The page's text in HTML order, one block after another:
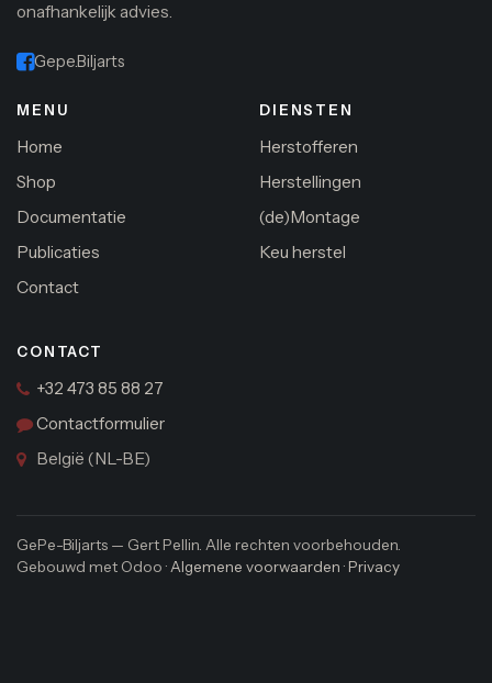
onafhankelijk advies.
Gepe.Biljarts
MENU
Home
Shop
Documentatie
Publicaties
Contact
DIENSTEN
Herstofferen
Herstellingen
(de)Montage
Keu herstel
CONTACT
+32 473 85 88 27
Contactformulier
België (NL-BE)
GePe-Biljarts — Gert Pellin. Alle rechten voorbehouden.
Gebouwd met Odoo ·Algemene voorwaarden ·Privacy